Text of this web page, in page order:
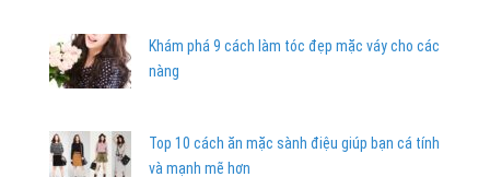
Khám phá 9 cách làm tóc đẹp mặc váy cho các
nàng
Top 10 cách ăn mặc sành điệu giúp bạn cá tính
và mạnh mẽ hơn